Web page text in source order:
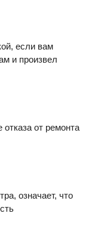
если вам
и произвел
отказа от ремонта
означает, что